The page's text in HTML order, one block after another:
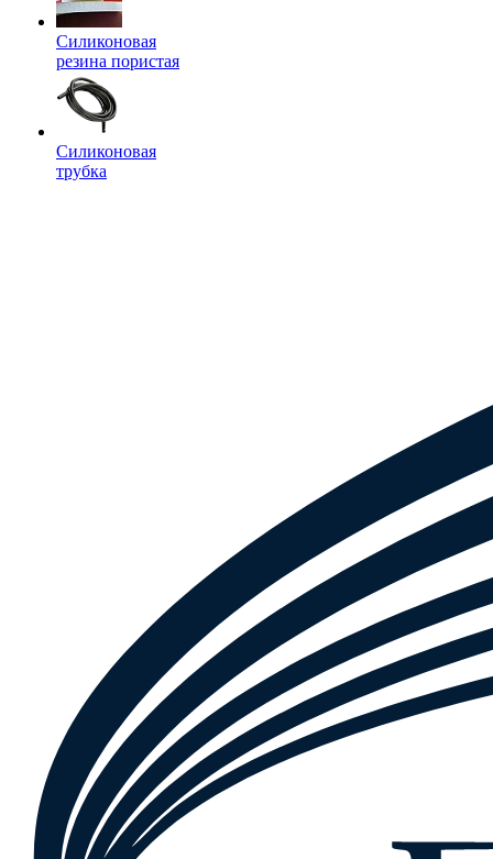
Силиконовая
резина пористая
Силиконовая
трубка